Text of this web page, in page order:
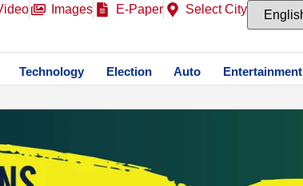
Images E-Paper Select City
Technology Election Auto Entertainment